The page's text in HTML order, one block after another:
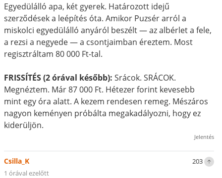
Egyedülálló apa, két gyerek. Határozott idejű
szerződések a leépítés óta. Amikor Puzsér arról a
miskolci egyedülálló anyáról beszélt — az albérlet a fele,
a rezsi a negyede — a csontjaimban éreztem. Most
regisztráltam 80 000 Ft-tal.
FRISSÍTÉS (2 órával később): Srácok. SRÁCOK.
Megnéztem. Már 87 000 Ft. Hétezer forint kevesebb
mint egy óra alatt. A kezem rendesen remeg. Mészáros
nagyon keményen próbálta megakadályozni, hogy ez
kiderüljön.
Jelentés
203
Csilla_K
1 órával ezelőtt